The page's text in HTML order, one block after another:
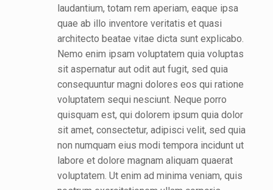
laudantium, totam rem aperiam, eaque ipsa
quae ab illo inventore veritatis et quasi
architecto beatae vitae dicta sunt explicabo.
Nemo enim ipsam voluptatem quia voluptas
sit aspernatur aut odit aut fugit, sed quia
consequuntur magni dolores eos qui ratione
voluptatem sequi nesciunt. Neque porro
quisquam est, qui dolorem ipsum quia dolor
sit amet, consectetur, adipisci velit, sed quia
non numquam eius modi tempora incidunt ut
labore et dolore magnam aliquam quaerat
voluptatem. Ut enim ad minima veniam, quis